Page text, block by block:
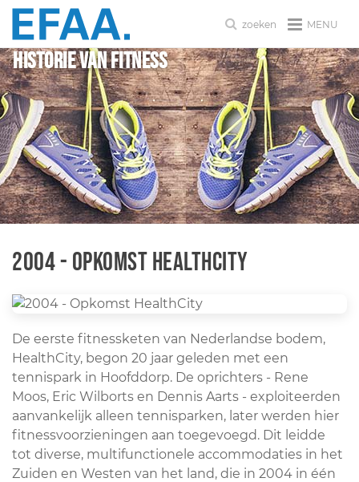
MENU
zoeken
Historie van fitness
2004 - Opkomst HealthCity
De eerste fitnessketen van Nederlandse bodem,
HealthCity, begon 20 jaar geleden met een
tennispark in Hoofddorp. De oprichters - Rene
Moos, Eric Wilborts en Dennis Aarts - exploiteerden
aanvankelijk alleen tennisparken, later werden hier
fitnessvoorzieningen aan toegevoegd. Dit leidde
tot diverse, multifunctionele accommodaties in het
Zuiden en Westen van het land, die in 2004 in één